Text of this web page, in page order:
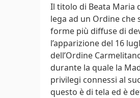
Il titolo di Beata Maria
lega ad un Ordine
forme più diffuse di
l’apparizione del 16
dell’Ordine
durante la quale la
privilegi connessi al
questo è di tela ed è